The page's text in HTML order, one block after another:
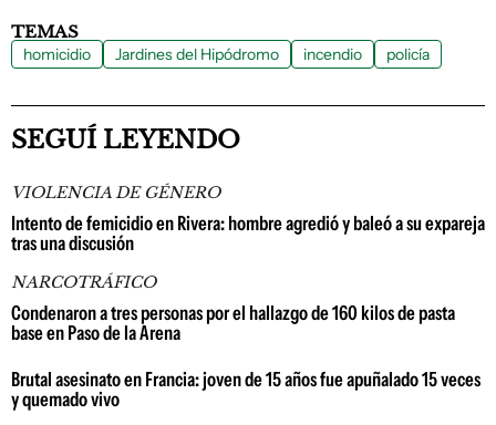
TEMAS
homicidio Jardines del Hipódromo incendio policía
SEGUÍ LEYENDO
VIOLENCIA DE GÉNERO
Intento de femicidio en Rivera: hombre agredió y baleó a su expareja
tras una discusión
NARCOTRÁFICO
Condenaron a tres personas por el hallazgo de 160 kilos de pasta
base en Paso de la Arena
Brutal asesinato en Francia: joven de 15 años fue apuñalado 15 veces
y quemado vivo